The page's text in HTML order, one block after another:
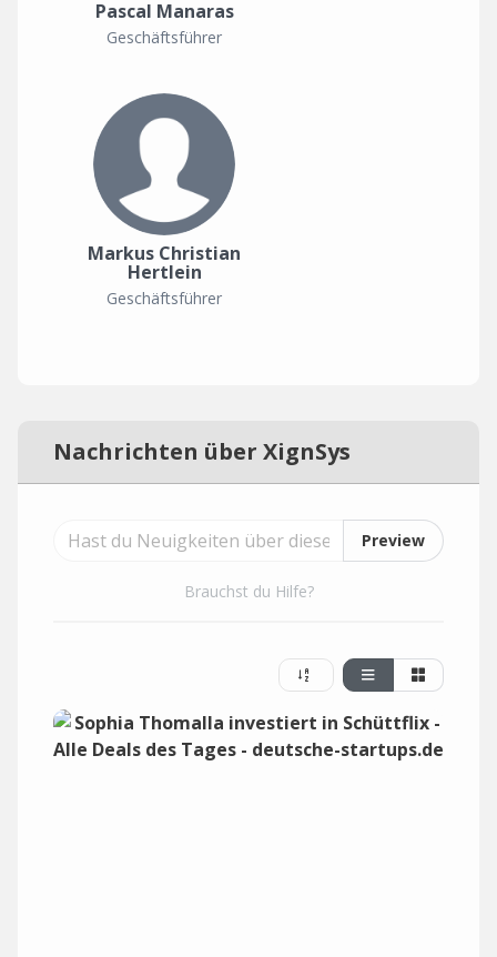
Pascal Manaras
Geschäftsführer
Markus Christian
Hertlein
Geschäftsführer
Nachrichten über XignSys
Preview
Brauchst du Hilfe?